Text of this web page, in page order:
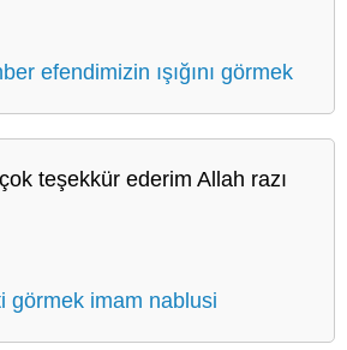
efendimizin ışığını görmek
teşekkür ederim Allah razı
görmek imam nablusi